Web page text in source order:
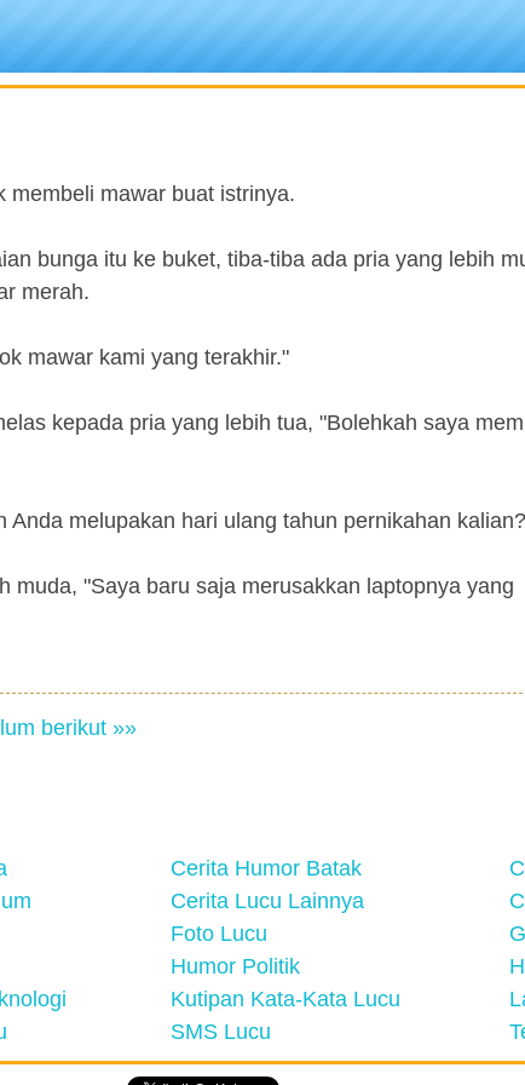
membeli mawar buat istrinya.
bunga itu ke buket, tiba-tiba ada pria yang lebih
merah.
mawar kami yang terakhir."
kepada pria yang lebih tua, "Bolehkah saya
melupakan hari ulang tahun pernikahan
muda, "Saya baru saja merusakkan laptopnya yang
berikut »»
Cerita Humor Batak
Cerita Lucu Lainnya
Foto Lucu
Humor Politik
Kutipan Kata-Kata Lucu
SMS Lucu